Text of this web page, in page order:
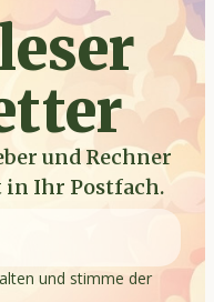
und Rechner
Ihr Postfach.
und stimme der